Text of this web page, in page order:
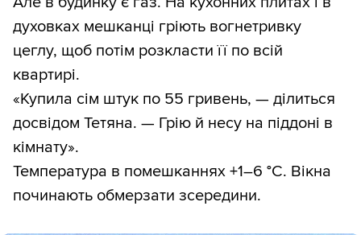
духовках мешканці гріють вогнетривку
цеглу, щоб потім розкласти її по всій
квартирі.
«Купила сім штук по 55 гривень, — ділиться
досвідом Тетяна. — Грію й несу на піддоні в
кімнату».
Температура в помешканнях +1–6 °С. Вікна
починають обмерзати зсередини.